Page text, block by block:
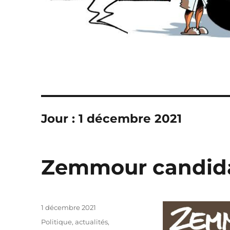
Jour :1 décembre 2021
Zemmour
Publié
1 décembre 2021
Catégories
Politique, actualités,